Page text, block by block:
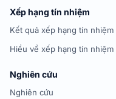
Xếp hạng tín nhiệm
Kết quả xếp hạng tín nhiệm
Hiểu về xếp hạng tín nhiệm
Nghiên cứu
Nghiên cứu